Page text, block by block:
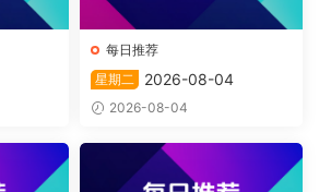
每日推荐
星期二
2026-08-04
2026-08-04